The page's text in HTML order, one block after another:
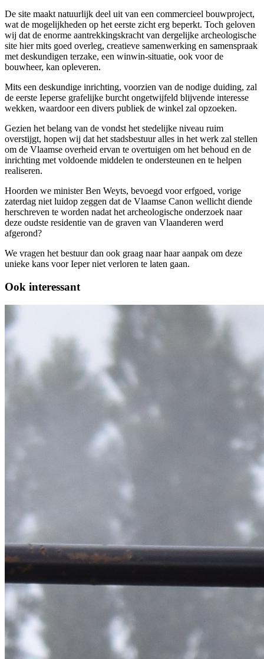
De site maakt natuurlijk deel uit van een commercieel bouwproject,
wat de mogelijkheden op het eerste zicht erg beperkt. Toch geloven
wij dat de enorme aantrekkingskracht van dergelijke archeologische
site hier mits goed overleg, creatieve samenwerking en samenspraak
met deskundigen terzake, een winwin-situatie, ook voor de
bouwheer, kan opleveren.
Mits een deskundige inrichting, voorzien van de nodige duiding, zal
de eerste Ieperse grafelijke burcht ongetwijfeld blijvende interesse
wekken, waardoor een divers publiek de winkel zal opzoeken.
Gezien het belang van de vondst het stedelijke niveau ruim
overstijgt, hopen wij dat het stadsbestuur alles in het werk zal stellen
om de Vlaamse overheid ervan te overtuigen om het behoud en de
inrichting met voldoende middelen te ondersteunen en te helpen
realiseren.
Hoorden we minister Ben Weyts, bevoegd voor erfgoed, vorige
zaterdag niet luidop zeggen dat de Vlaamse Canon wellicht diende
herschreven te worden nadat het archeologische onderzoek naar
deze oudste residentie van de graven van Vlaanderen werd
afgerond?
We vragen het bestuur dan ook graag naar haar aanpak om deze
unieke kans voor Ieper niet verloren te laten gaan.
Ook interessant